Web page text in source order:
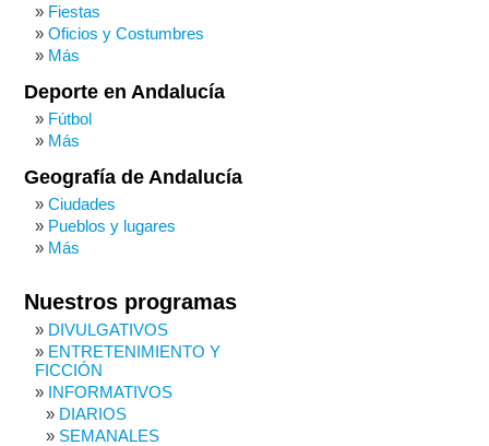
Fiestas
Oficios y Costumbres
Más
Deporte en Andalucía
Fútbol
Más
Geografía de Andalucía
Ciudades
Pueblos y lugares
Más
Nuestros programas
DIVULGATIVOS
ENTRETENIMIENTO Y
FICCIÓN
INFORMATIVOS
DIARIOS
SEMANALES